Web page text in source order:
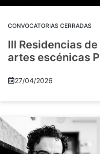
CONVOCATORIAS CERRADAS
III Residencias
artes escénicas
27/04/2026